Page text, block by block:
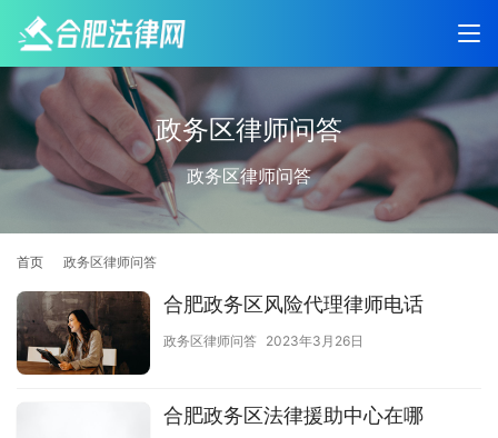
政务区律师问答
政务区律师问答
首页 政务区律师问答
合肥政务区风险代理律师电话
政务区律师问答 2023年3月26日
合肥政务区法律援助中心在哪